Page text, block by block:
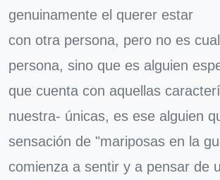
genuinamente el querer estar
con otra persona, pero no es
persona, sino que es alguien
que cuenta con aquellas
nuestra- únicas, es ese alguien
sensación de "mariposas en la
comienza a sentir y a pensar de